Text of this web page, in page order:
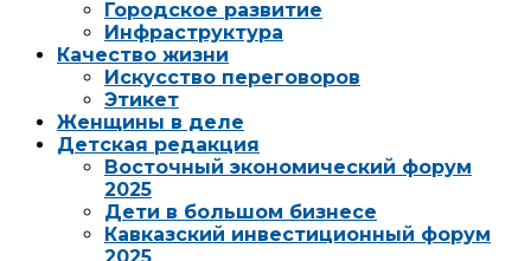
Городское развитие
Инфраструктура
Качество жизни
Искусство переговоров
Этикет
Женщины в деле
Детская редакция
Восточный экономический форум
2025
Дети в большом бизнесе
Кавказский инвестиционный форум